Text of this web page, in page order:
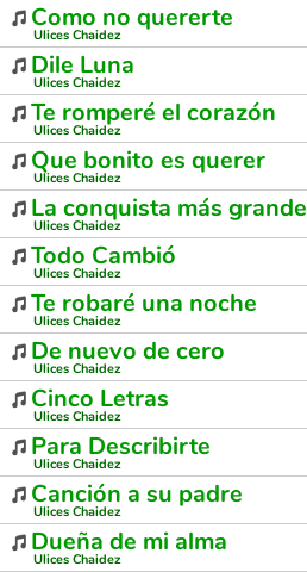
Como no quererte
Ulices Chaidez
Dile Luna
Ulices Chaidez
Te romperé el corazón
Ulices Chaidez
Que bonito es querer
Ulices Chaidez
La conquista más grande
Ulices Chaidez
Todo Cambió
Ulices Chaidez
Te robaré una noche
Ulices Chaidez
De nuevo de cero
Ulices Chaidez
Cinco Letras
Ulices Chaidez
Para Describirte
Ulices Chaidez
Canción a su padre
Ulices Chaidez
Dueña de mi alma
Ulices Chaidez